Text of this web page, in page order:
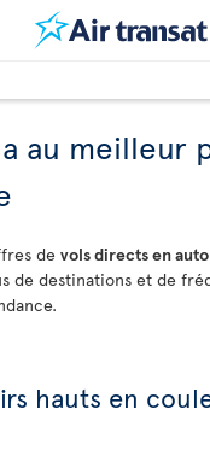
au meilleur
de vols directs en
de destinations et de
hauts en